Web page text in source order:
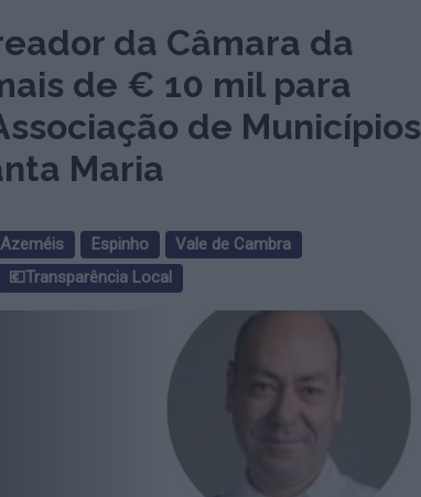
da Câmara da
de € 10 mil para
de Municípios
Maria
Espinho
Vale de Cambra
💶Transparência Local